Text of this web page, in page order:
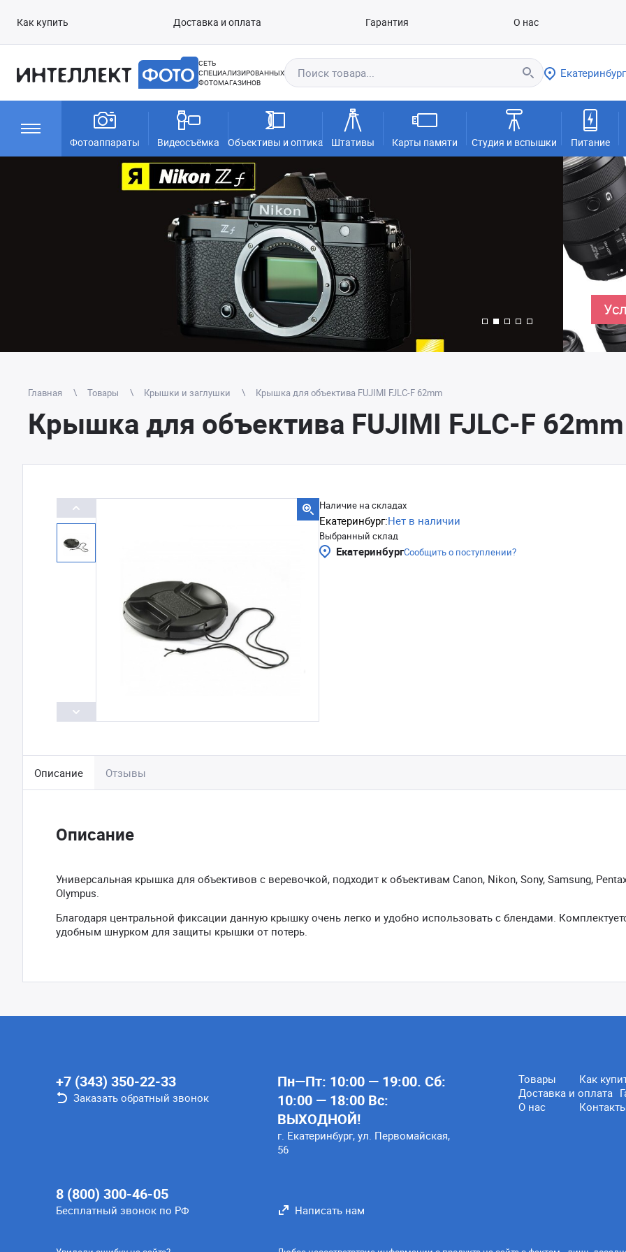
Как купить Доставка и оплата Гарантия О нас
СЕТЬ
СПЕЦИАЛИЗИРОВАННЫХ
ФОТОМАГАЗИНОВ
Екатеринбург
Фотоаппараты Видеосъёмка Объективы и оптика Штативы Карты памяти Студия и вспышки Питание
Главная Товары Крышки и заглушки Крышка для объектива FUJIMI FJLC-F 62mm
Крышка для объектива FUJIMI FJLC-F 62mm
Наличие на складах
Екатеринбург:Нет в наличии
Выбранный склад
ЕкатеринбургСообщить о поступлении?
Описание Отзывы
Описание
Универсальная крышка для объективов c веревочкой, подходит к объективам Canon, Nikon, Sony, Samsung,
Olympus.
Благодаря центральной фиксации данную крышку очень легко и удобно использовать с блендами.
удобным шнурком для защиты крышки от потерь.
+7 (343) 350-22-33
Заказать обратный звонок
8 (800) 300-46-05
Бесплатный звонок по РФ
Пн—Пт: 10:00 — 19:00. Сб:
10:00 — 18:00 Вс:
ВЫХОДНОЙ!
г. Екатеринбург, ул. Первомайская,
56
Товары
Как
Доставка и оплата
О нас
Написать нам